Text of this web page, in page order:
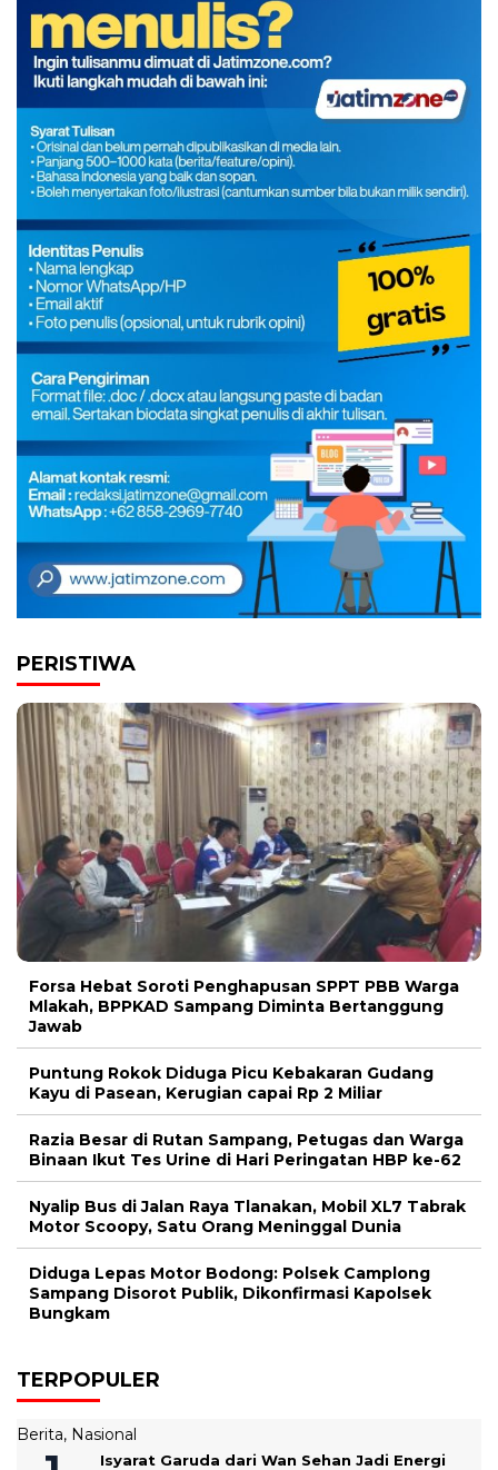
PERISTIWA
Forsa Hebat Soroti Penghapusan SPPT PBB Warga
Mlakah, BPPKAD Sampang Diminta Bertanggung
Jawab
Puntung Rokok Diduga Picu Kebakaran Gudang
Kayu di Pasean, Kerugian capai Rp 2 Miliar
Razia Besar di Rutan Sampang, Petugas dan Warga
Binaan Ikut Tes Urine di Hari Peringatan HBP ke-62
Nyalip Bus di Jalan Raya Tlanakan, Mobil XL7 Tabrak
Motor Scoopy, Satu Orang Meninggal Dunia
Diduga Lepas Motor Bodong: Polsek Camplong
Sampang Disorot Publik, Dikonfirmasi Kapolsek
Bungkam
TERPOPULER
Berita, Nasional
‎Isyarat Garuda dari Wan Sehan Jadi Energi